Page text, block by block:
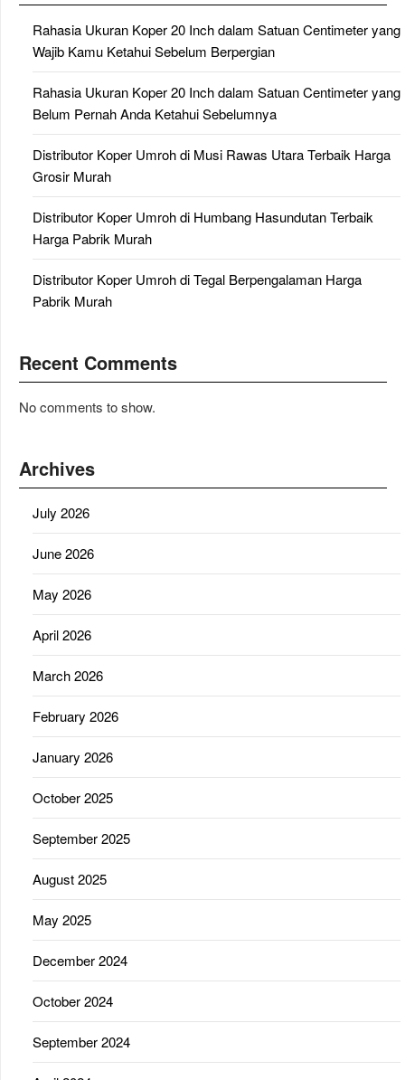
Rahasia Ukuran Koper 20 Inch dalam Satuan Centimeter yang
Wajib Kamu Ketahui Sebelum Berpergian
Rahasia Ukuran Koper 20 Inch dalam Satuan Centimeter yang
Belum Pernah Anda Ketahui Sebelumnya
Distributor Koper Umroh di Musi Rawas Utara Terbaik Harga
Grosir Murah
Distributor Koper Umroh di Humbang Hasundutan Terbaik
Harga Pabrik Murah
Distributor Koper Umroh di Tegal Berpengalaman Harga
Pabrik Murah
Recent Comments
No comments to show.
Archives
July 2026
June 2026
May 2026
April 2026
March 2026
February 2026
January 2026
October 2025
September 2025
August 2025
May 2025
December 2024
October 2024
September 2024